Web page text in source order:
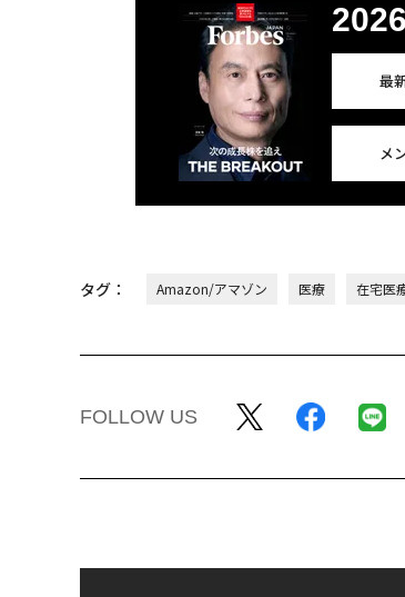
最
メ
タグ： Amazon/アマゾン 医療 在宅医
FOLLOW US